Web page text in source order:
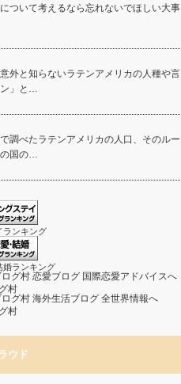
ついて考えるなら忘れないでほしい大事
外と知らないラテンアメリカの人種や言
」と…
調べたラテンアメリカの人口、そのルー
国の…
ランキング
婚ランキング
村
村
ウド